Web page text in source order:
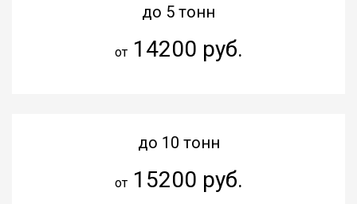
до 5 тонн
от14200 руб.
до 10 тонн
от15200 руб.